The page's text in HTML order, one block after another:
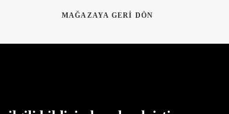
MAĞAZAYA GERI DÖN